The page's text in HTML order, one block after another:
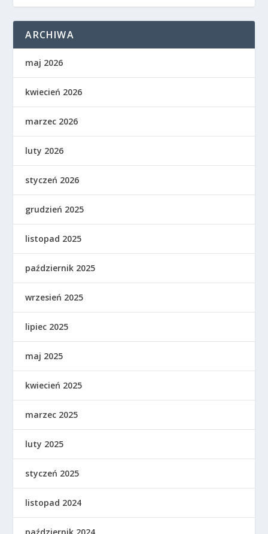
ARCHIWA
maj 2026
kwiecień 2026
marzec 2026
luty 2026
styczeń 2026
grudzień 2025
listopad 2025
październik 2025
wrzesień 2025
lipiec 2025
maj 2025
kwiecień 2025
marzec 2025
luty 2025
styczeń 2025
listopad 2024